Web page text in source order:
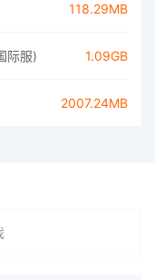
118.29MB
际服) 1.09GB
2007.24MB